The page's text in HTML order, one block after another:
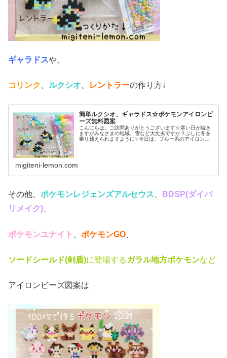
ギャラドスや、
コリンク ルクシオ レントラーの作り方↓
簡単ルクシオ、ギャラドス☆ポケモンアイロンビ
ーズ無料図案
こんにちは。ご訪問ありがとうございます☆寒い日が続き
ますがみなさまの地域、雪など大丈夫ですか？ぶしに冬を
乗り越えられますように✨今日は、ブルー系のアイロンビ
migiteni-lemon.com
その他、 ポケモンレジェンズアルセウス
BDSP(ダイパ
リメイク)
ポケモンユナイト ポケモンGO
ソードシールド(剣盾)に登場する ガラル地方ポケモンなど
アイロンビーズ図案は